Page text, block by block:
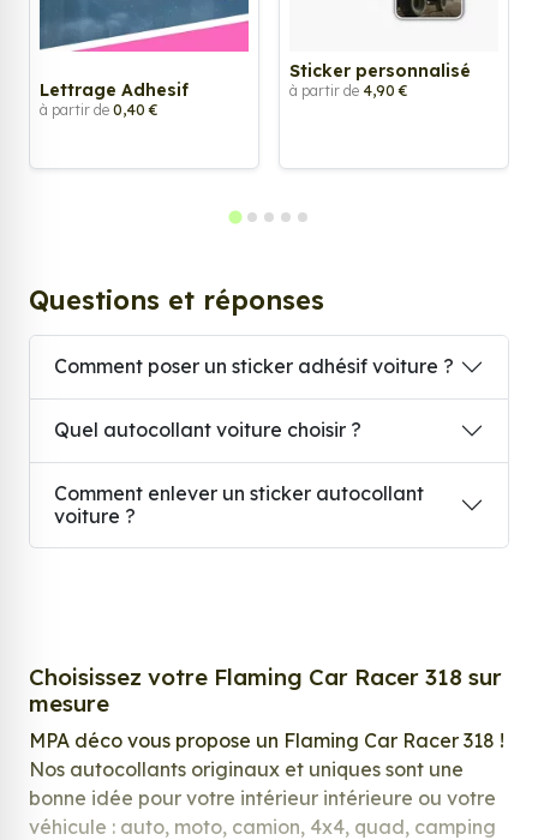
Lettrage Adhesif
à partir de 0,40 €
Sticker personnalisé
à partir de 4,90 €
Questions et réponses
Comment poser un sticker adhésif voiture ?
Quel autocollant voiture choisir ?
Comment enlever un sticker autocollant
voiture ?
Choisissez votre Flaming Car Racer 318 sur
mesure
MPA déco vous propose un Flaming Car Racer 318 !
Nos autocollants originaux et uniques sont une
bonne idée pour votre intérieur intérieure ou votre
véhicule : auto, moto, camion, 4x4, quad, camping